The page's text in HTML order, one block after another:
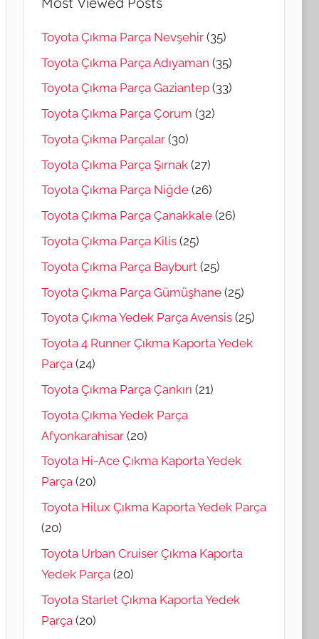
Toyota Çıkma Parça Nevşehir (35)
Toyota Çıkma Parça Adıyaman (35)
Toyota Çıkma Parça Gaziantep (33)
Toyota Çıkma Parça Çorum (32)
Toyota Çıkma Parçalar (30)
Toyota Çıkma Parça Şırnak (27)
Toyota Çıkma Parça Niğde (26)
Toyota Çıkma Parça Çanakkale (26)
Toyota Çıkma Parça Kilis (25)
Toyota Çıkma Parça Bayburt (25)
Toyota Çıkma Parça Gümüşhane (25)
Toyota Çıkma Yedek Parça Avensis (25)
Toyota 4 Runner Çıkma Kaporta Yedek
Parça (24)
Toyota Çıkma Parça Çankırı (21)
Toyota Çıkma Yedek Parça
Afyonkarahisar (20)
Toyota Hi-Ace Çıkma Kaporta Yedek
Parça (20)
Toyota Hilux Çıkma Kaporta Yedek Parça
(20)
Toyota Urban Cruiser Çıkma Kaporta
Yedek Parça (20)
Toyota Starlet Çıkma Kaporta Yedek
Parça (20)